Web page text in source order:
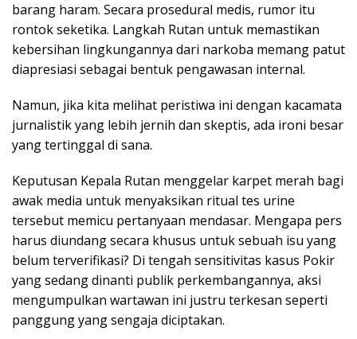
barang haram. Secara prosedural medis, rumor itu
rontok seketika. Langkah Rutan untuk memastikan
kebersihan lingkungannya dari narkoba memang patut
diapresiasi sebagai bentuk pengawasan internal.
Namun, jika kita melihat peristiwa ini dengan kacamata
jurnalistik yang lebih jernih dan skeptis, ada ironi besar
yang tertinggal di sana.
Keputusan Kepala Rutan menggelar karpet merah bagi
awak media untuk menyaksikan ritual tes urine
tersebut memicu pertanyaan mendasar. Mengapa pers
harus diundang secara khusus untuk sebuah isu yang
belum terverifikasi? Di tengah sensitivitas kasus Pokir
yang sedang dinanti publik perkembangannya, aksi
mengumpulkan wartawan ini justru terkesan seperti
panggung yang sengaja diciptakan.